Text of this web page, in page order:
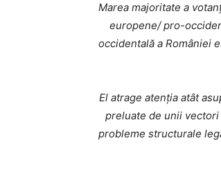
Marea majoritate a
europene/ pro-
occidentală a României
El atrage atenția atât
preluate de unii
probleme structurale